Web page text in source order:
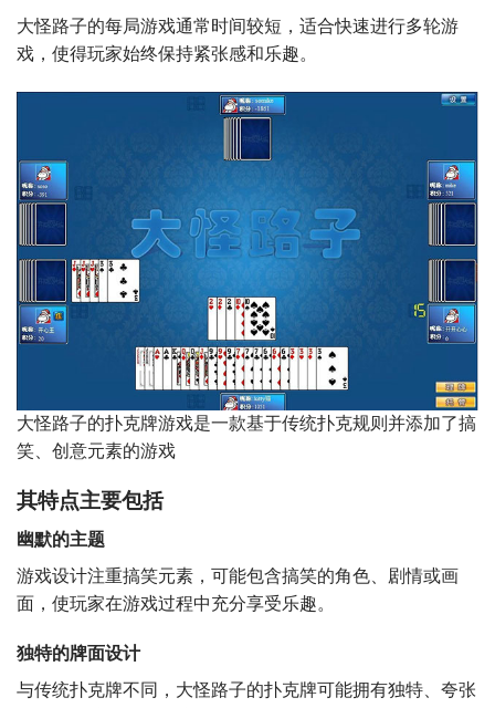
大怪路子的每局游戏通常时间较短，适合快速进行多轮游
戏，使得玩家始终保持紧张感和乐趣。
大怪路子的扑克牌游戏是一款基于传统扑克规则并添加了搞
笑、创意元素的游戏
其特点主要包括
幽默的主题
游戏设计注重搞笑元素，可能包含搞笑的角色、剧情或画
面，使玩家在游戏过程中充分享受乐趣。
独特的牌面设计
与传统扑克牌不同，大怪路子的扑克牌可能拥有独特、夸张